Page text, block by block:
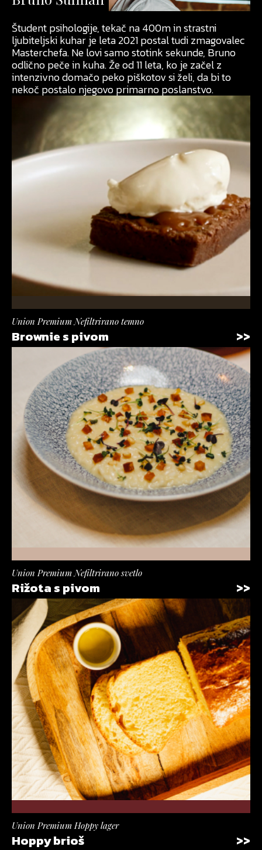
Študent psihologije, tekač na 400m in strastni
ljubiteljski kuhar je leta 2021 postal tudi zmagovalec
Masterchefa. Ne lovi samo stotink sekunde, Bruno
odlično peče in kuha. Že od 11 leta, ko je začel z
intenzivno domačo peko piškotov si želi, da bi to
nekoč postalo njegovo primarno poslanstvo.
Union Premium Nefiltrirano temno
Brownie s pivom
Union Premium Nefiltrirano svetlo
Rižota s pivom
Union Premium Hoppy lager
Hoppy brioš